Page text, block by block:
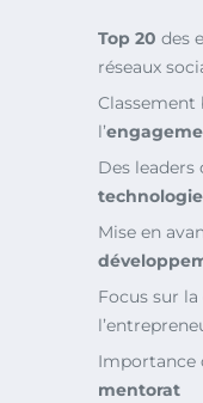
Top 20 des
réseaux
Classement
l’
Des leaders
technologie
Mise en
Focus sur la
Importance
mentorat